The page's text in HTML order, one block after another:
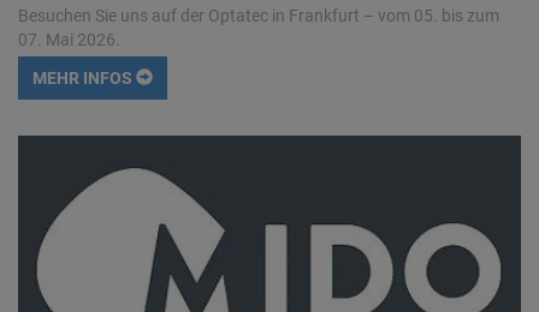
Besuchen Sie uns auf der Optatec in Frankfurt – vom 05. bis zum
07. Mai 2026.
MEHR INFOS